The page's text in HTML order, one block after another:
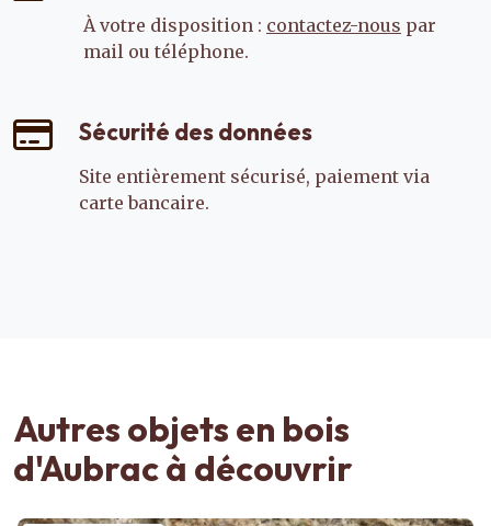
À votre disposition : contactez-nous par
mail ou téléphone.
Sécurité des données
Site entièrement sécurisé, paiement via
carte bancaire.
Autres objets en bois
d'Aubrac à découvrir